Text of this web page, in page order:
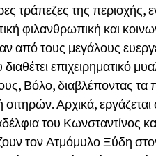
τράπεζες της
φιλανθρωπική και
από τους μεγάλους
επιχειρηματικό
Βόλο, διαβλέποντας τα
σιτηρών. Αρχικά,
του Κωνσταντίνος
τον Ατμόμυλο Ξύδη